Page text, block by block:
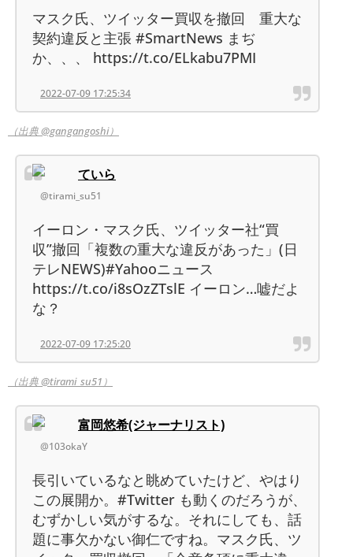
マスク氏、ツイッター買収を撤回 重大な
契約違反と主張 #SmartNews まぢ
か、、、 https://t.co/ELkabu7PMI
2022-07-09 17:25:34
（出典 @gangangoshi）
ていら
@tirami_su51
イーロン・マスク氏、ツイッター社“買
収”撤回「複数の重大な違反があった」(日
テレNEWS)#Yahooニュース
https://t.co/i8sOzZTslE イーロン…嘘だよ
な？
2022-07-09 17:25:20
（出典 @tirami_su51）
富岡悠希(ジャーナリスト)
@103okaY
長引いているなと眺めていたけど、やはり
この展開か。#Twitter も動くのだろうが、
むずかしい気がするな。それにしても、話
題に事欠かない御仁ですね。マスク氏、ツ